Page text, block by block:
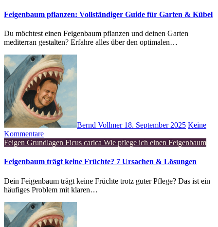
Feigenbaum pflanzen: Vollständiger Guide für Garten & Kübel
Du möchtest einen Feigenbaum pflanzen und deinen Garten
mediterran gestalten? Erfahre alles über den optimalen…
Bernd Vollmer 18. September 2025 Keine
Kommentare
Feigen Grundlagen Ficus carica Wie pflege ich einen Feigenbaum
Feigenbaum trägt keine Früchte? 7 Ursachen & Lösungen
Dein Feigenbaum trägt keine Früchte trotz guter Pflege? Das ist ein
häufiges Problem mit klaren…